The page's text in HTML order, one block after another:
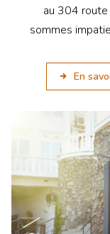
au 304
sommes
En